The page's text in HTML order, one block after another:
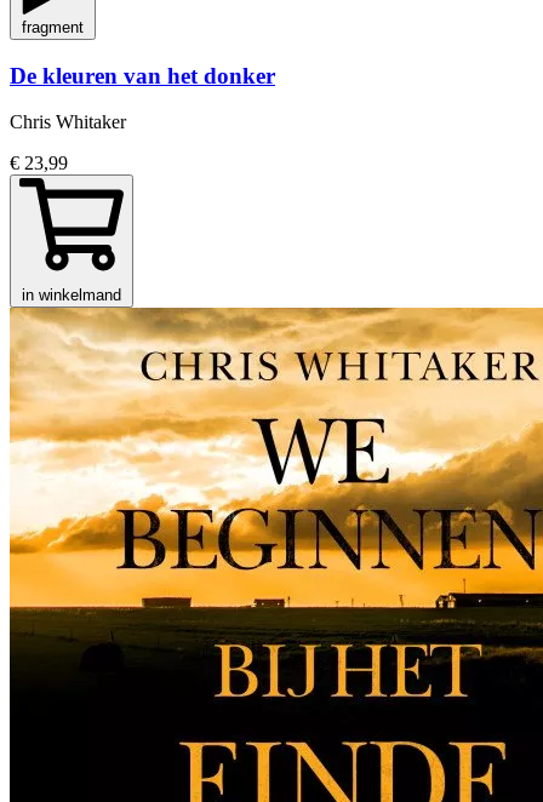
fragment
De kleuren van het donker
Chris Whitaker
€ 23,99
in winkelmand